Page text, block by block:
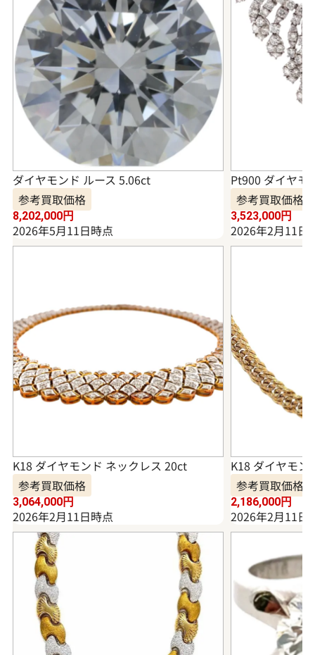
ダイヤモンド ルース 5.06ct
参考買取価格
8,202,000円
2026年5月11日時点
Pt900 ダイヤモ
参考買取価格
3,523,000円
2026年2月11日
K18 ダイヤモンド ネックレス 20ct
参考買取価格
3,064,000円
2026年2月11日時点
K18 ダイヤモン
参考買取価格
2,186,000円
2026年2月11日